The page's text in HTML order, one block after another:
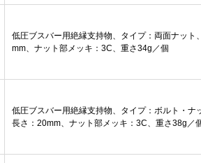
低圧ブスバー用絶縁支持物、タイプ：両面ナッ
mm、ナット部メッキ：3C、重さ34g／個
低圧ブスバー用絶縁支持物、タイプ：ボルト・
長さ：20mm、ナット部メッキ：3C、重さ38g／